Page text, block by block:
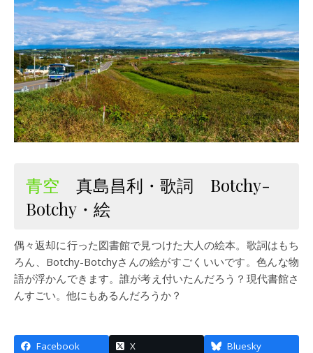
青空 真島昌利・歌詞 Botchy-
Botchy・絵
偶々返却に行った図書館で見つけた大人の絵本。歌詞はもち
ろん、Botchy-Botchyさんの絵がすごくいいです。色んな物
語が浮かんできます。誰が考え付いたんだろう？現代書館さ
んすごい。他にもあるんだろうか？
Facebook X
Bluesky